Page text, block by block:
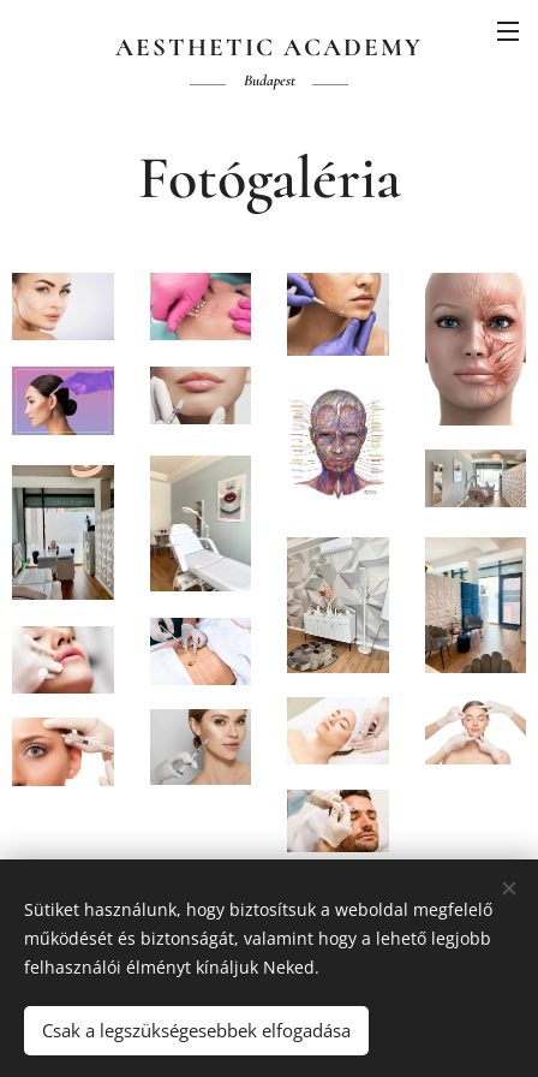
AESTHETIC ACADEMY
Budapest
Fotógaléria
Aesthetic Academy Budapest
Sütiket használunk, hogy biztosítsuk a weboldal megfelelő
működését és biztonságát, valamint hogy a lehető legjobb
felhasználói élményt kínáljuk Neked.
Csak a legszükségesebbek elfogadása